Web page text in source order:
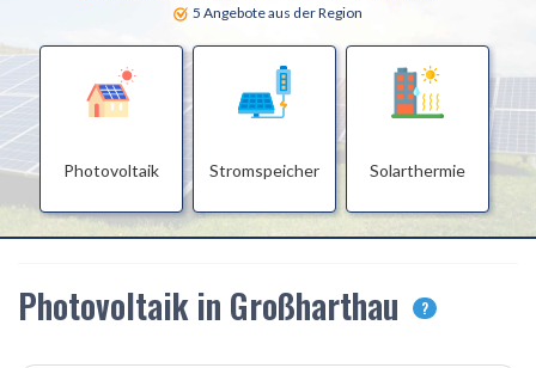
5 Angebote aus der Region
Photovoltaik Stromspeicher Solarthermie
Photovoltaik in Großharthau ?